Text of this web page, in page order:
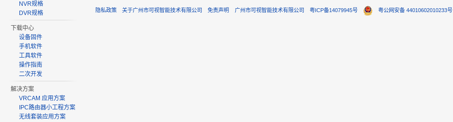
NVR规格
DVR规格
下载中心
设备固件
手机软件
工具软件
操作指南
二次开发
解决方案
VRCAM 应用方案
IPC路由器小工程方案
无线套装应用方案
隐私政策 关于广州市可视智能技术有限公司 免责声明 广州市可视智能技术有限公司 粤ICP备14079945号 粤公网安备 44010602010233号